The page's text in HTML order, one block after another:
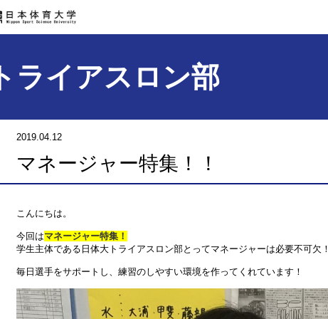
トライアスロン部
2019.04.12
マネージャー特集！！
こんにちは。
今回はマネージャー特集！
学生主体である日体大トライアスロン部とってマネージャーは必要不可欠！
毎日選手をサポートし、練習のしやすい環境を作ってくれています！